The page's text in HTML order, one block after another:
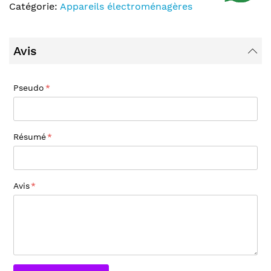
Catégorie: Appareils électroménagères
Avis
Pseudo
Résumé
Avis